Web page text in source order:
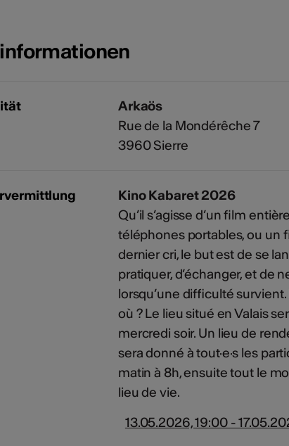
Arkaös
Rue de la Mondérêche 7
3960 Sierre
Kino Kabaret 2026
Qu’il s’agisse d’un film
téléphones portables, ou un
dernier cri, le but est de se
pratiquer, d’échanger, et de
lorsqu’une difficulté survient.
où ? Le lieu situé en Valais
mercredi soir. Un lieu de
sera donné à tout·e·s les
matin à 8h, ensuite tout le
lieu de vie.
13.05.2026, 19:00 -